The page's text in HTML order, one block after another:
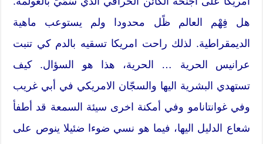
هل فِهْم العالم ظًل محدودا ولم يستوعب ماهية
الديمقراطية. لذلك راحت امريكا تسقيه بالدم كي تنبت
عرانيس الحرية … الحرية، هذا هو السؤال. كيف
تستهدي البشرية اليها والسجّان الامريكي في أبي غريب
وفي غوانتانامو وفي أمكنة اخرى سيئة السمعة قد أطفأ
شعاع الدليل اليها، فيما هو نسي ضوءا ضئيلا ينوص على